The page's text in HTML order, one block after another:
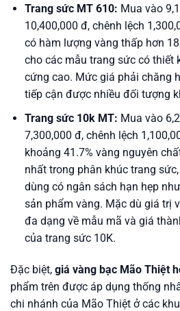
Trang sức MT 610: Mua vào
10,400,000 đ, chênh lệch
có hàm lượng vàng thấp hơn
cho các mẫu trang sức có thiết
cứng cao. Mức giá phải chăng
tiếp cận được nhiều đối tượng
Trang sức 10k MT: Mua vào
7,300,000 đ, chênh lệch
khoảng 41.7% vàng nguyên
nhất trong phân khúc trang
dùng có ngân sách hạn hẹp
sản phẩm vàng. Mặc dù giá trị
đa dạng về mẫu mã và giá
của trang sức 10K.
Đặc biệt, giá vàng bạc Mão Thiệt
phẩm trên được áp dụng thống
chi nhánh của Mão Thiệt ở các